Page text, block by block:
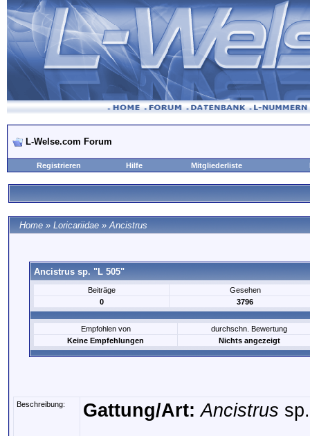
L-Welse.com Forum
Registrieren Hilfe Mitgliederliste
Home » Loricariidae »Ancistrus
Ancistrus sp. "L 505"
Beiträge
Gesehen
0
3796
Empfohlen von
durchschn. Bewertung
Keine Empfehlungen
Nichts angezeigt
Beschreibung: Gattung/Art: Ancistrus